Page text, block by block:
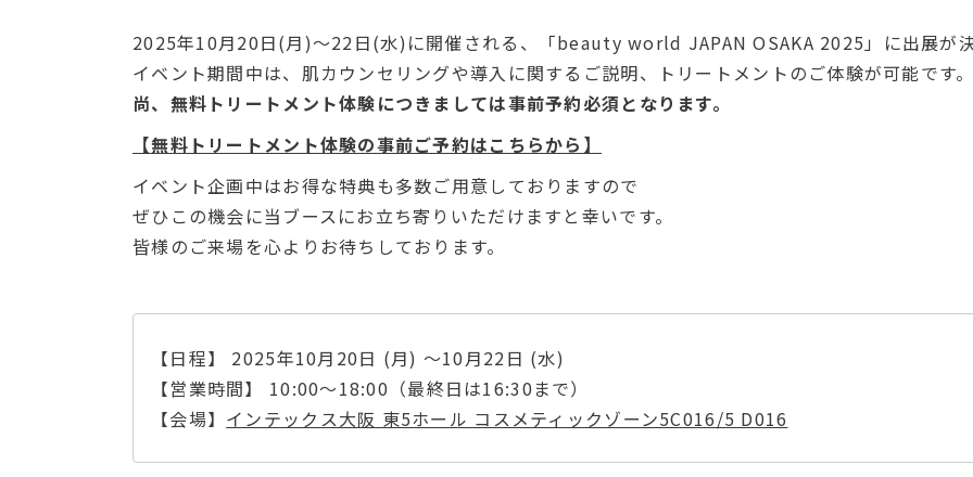
2025年10月20日(月)～22日(水)に開催される、「beauty world JAPAN OSAKA 2025」に出展が決
イベント期間中は、肌カウンセリングや導入に関するご説明、トリートメントのご体験が可能です。
尚、無料トリートメント体験につきましては事前予約必須となります。
【無料トリートメント体験の事前ご予約はこちらから】
イベント企画中はお得な特典も多数ご用意しておりますので
ぜひこの機会に当ブースにお立ち寄りいただけますと幸いです。
皆様のご来場を心よりお待ちしております。
【日程】 2025年10月20日 (月) ～10月22日 (水)
【営業時間】 10:00～18:00（最終日は16:30まで）
【会場】 インテックス大阪 東5ホール コスメティックゾーン5C016/5 D016